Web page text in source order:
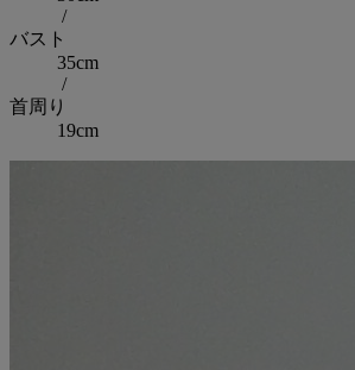
/
バスト
35cm
/
首周り
19cm